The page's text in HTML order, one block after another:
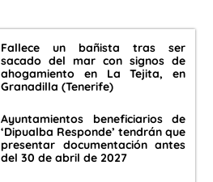
Fallece un bañista tras ser
sacado del mar con signos de
ahogamiento en La Tejita, en
Granadilla (Tenerife)
Ayuntamientos beneficiarios de
‘Dipualba Responde’ tendrán que
presentar documentación antes
del 30 de abril de 2027